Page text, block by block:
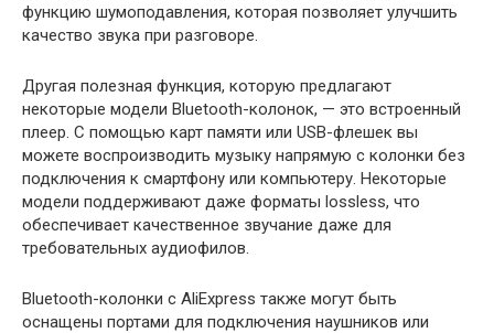
функцию шумоподавления, которая позволяет улучшить
качество звука при разговоре.
Другая полезная функция, которую предлагают
некоторые модели Bluetooth-колонок, — это встроенный
плеер. С помощью карт памяти или USB-флешек вы
можете воспроизводить музыку напрямую с колонки без
подключения к смартфону или компьютеру. Некоторые
модели поддерживают даже форматы lossless, что
обеспечивает качественное звучание даже для
требовательных аудиофилов.
Bluetooth-колонки с AliExpress также могут быть
оснащены портами для подключения наушников или